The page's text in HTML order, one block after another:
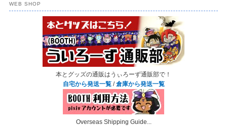
WEB SHOP
本とグッズの通販はうぃろーず通販部で！
自宅から発送一覧/倉庫から発送一覧
Overseas Shipping Guide...